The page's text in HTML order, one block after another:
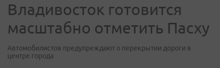
Владивосток готовится
масштабно отметить Пасху
Автомобилистов предупреждают о перекрытии дороги в
центре города